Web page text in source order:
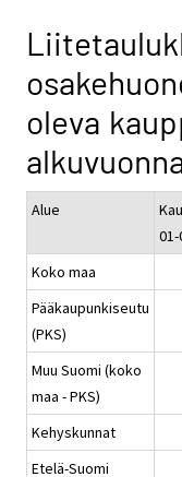
oleva
Alue
Koko maa
Pääkaupunkiseutu
(PKS)
Muu Suomi (koko
maa - PKS)
Kehyskunnat
Etelä-Suomi